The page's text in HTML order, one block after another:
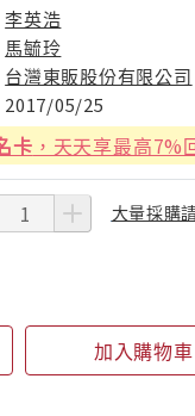
李英浩
馬毓玲
台灣東販股份有限公司
2017/05/25
卡 ，天天享最高7%
大量採購
加入購物車